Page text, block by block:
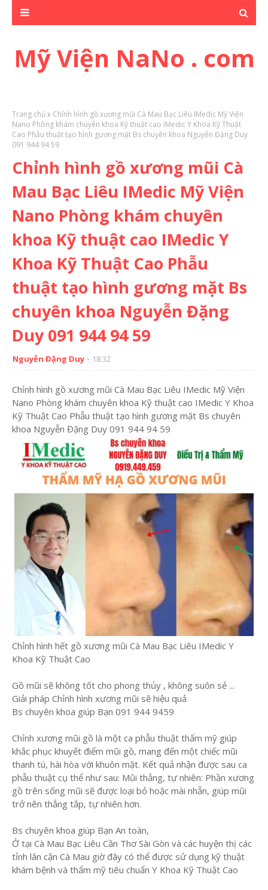
Mỹ Viện NaNo . com
Trang chủ
Chỉnh hình gồ xương mũi Cà Mau Bạc Liêu IMedic Mỹ Viện
Nano Phòng khám chuyên khoa Kỹ thuật cao IMedic Y Khoa Kỹ Thuật
Cao Phẫu thuật tạo hình gương mặt Bs chuyên khoa Nguyễn Đặng Duy
091 944 94 59
Chỉnh hình gồ xương mũi Cà
Mau Bạc Liêu IMedic Mỹ Viện
Nano Phòng khám chuyên
khoa Kỹ thuật cao IMedic Y
Khoa Kỹ Thuật Cao Phẫu
thuật tạo hình gương mặt Bs
chuyên khoa Nguyễn Đặng
Duy 091 944 94 59
Nguyễn Đặng Duy 18:32
Chỉnh hình gồ xương mũi Cà Mau Bạc Liêu IMedic Mỹ Viện
Nano Phòng khám chuyên khoa Kỹ thuật cao IMedic Y Khoa
Kỹ Thuật Cao Phẫu thuật tạo hình gương mặt Bs chuyên
khoa Nguyễn Đặng Duy 091 944 94 59
Chỉnh hình hết gồ xương mũi Cà Mau Bạc Liêu IMedic Y
Khoa Kỹ Thuật Cao
Gồ mũi sẽ không tốt cho phong thủy , không suôn sẻ ...
Giải pháp Chỉnh hình xương mũi sẽ hiệu quả
Bs chuyên khoa giúp Bạn 091 944 9459
Chỉnh xương mũi gồ là một ca phẫu thuật thẩm mỹ giúp
khắc phục khuyết điểm mũi gồ, mang đến một chiếc mũi
thanh tú, hài hòa với khuôn mặt. Kết quả nhận được sau ca
phẫu thuật cụ thể như sau: Mũi thẳng, tự nhiên: Phần xương
gồ trên sống mũi sẽ được loại bỏ hoặc mài nhẵn, giúp mũi
trở nên thẳng tắp, tự nhiên hơn.
Bs chuyên khoa giúp Bạn An toàn,
Ở tại Cà Mau Bạc Liêu Cần Thơ Sài Gòn và các huyện thị các
tỉnh lân cận Cà Mau giờ đây có thể được sử dụng kỹ thuật
khám bệnh và thẩm mỹ tiêu chuẩn Y Khoa Kỹ Thuật Cao